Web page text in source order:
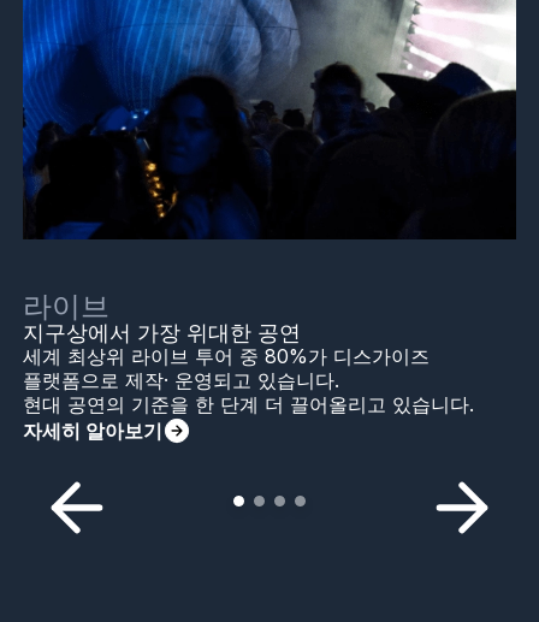
라이브
지구상에서 가장 위대한 공연
세계 최상위 라이브 투어 중 80%가 디스가이즈
플랫폼으로 제작· 운영되고 있습니다.
현대 공연의 기준을 한 단계 더 끌어올리고 있습니다.
자세히 알아보기